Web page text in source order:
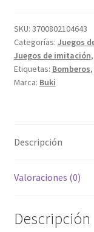
Remoto
cantidad
SKU: 3700802104643
Categorías: Juegos
Juegos de imitación,
Etiquetas: Bomberos,
Marca: Buki
Descripción
Valoraciones (0)
Descripción